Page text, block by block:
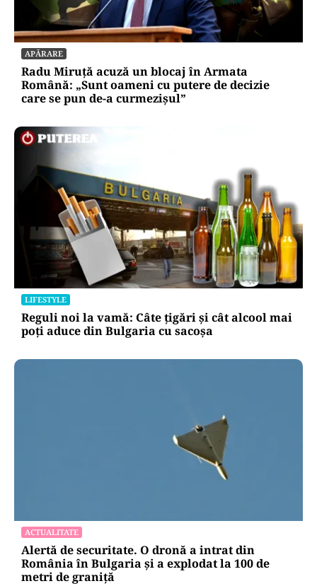
APĂRARE
Radu Miruță acuză un blocaj în Armata
Română: „Sunt oameni cu putere de decizie
care se pun de-a curmezișul”
LIFESTYLE
Reguli noi la vamă: Câte țigări și cât alcool mai
poți aduce din Bulgaria cu sacoșa
ACTUALITATE
Alertă de securitate. O dronă a intrat din
România în Bulgaria şi a explodat la 100 de
metri de graniţă